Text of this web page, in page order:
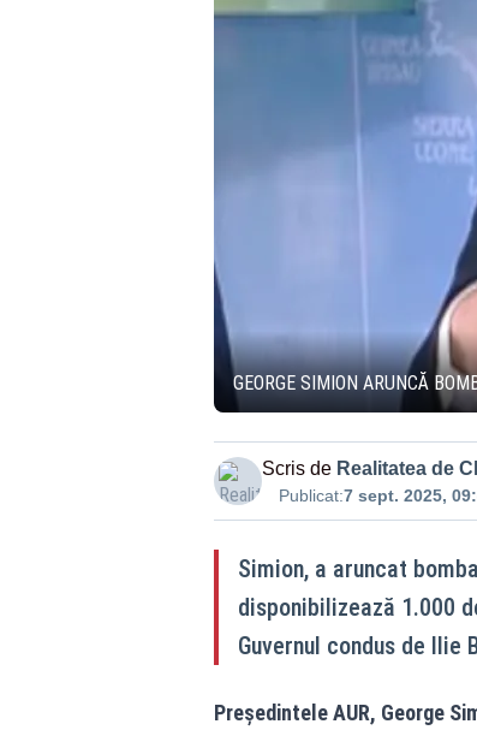
GEORGE SIMION ARUNCĂ
Scris de Realitatea de
Publicat:7 sept. 2025,
Simion, a aruncat
disponibilizează 1.000
Guvernul condus de Ilie
Președintele AUR, George